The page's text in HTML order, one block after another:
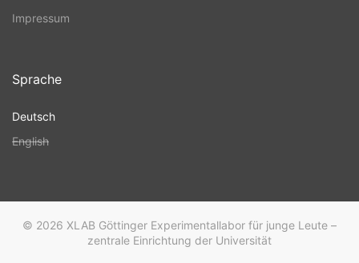
Impressum
Sprache
Deutsch
English
© 2026 XLAB Göttinger Experimentallabor für junge Leute –
zentrale Einrichtung der Universität